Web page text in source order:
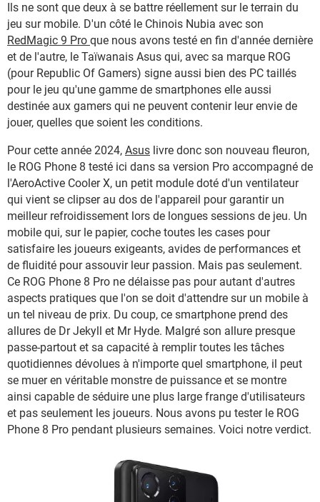
Ils ne sont que deux à se battre réellement sur le terrain du
jeu sur mobile. D'un côté le Chinois Nubia avec son
RedMagic 9 Pro que nous avons testé en fin d'année dernière
et de l'autre, le Taïwanais Asus qui, avec sa marque ROG
(pour Republic Of Gamers) signe aussi bien des PC taillés
pour le jeu qu'une gamme de smartphones elle aussi
destinée aux gamers qui ne peuvent contenir leur envie de
jouer, quelles que soient les conditions.
Pour cette année 2024, Asus livre donc son nouveau fleuron,
le ROG Phone 8 testé ici dans sa version Pro accompagné de
l'AeroActive Cooler X, un petit module doté d'un ventilateur
qui vient se clipser au dos de l'appareil pour garantir un
meilleur refroidissement lors de longues sessions de jeu. Un
mobile qui, sur le papier, coche toutes les cases pour
satisfaire les joueurs exigeants, avides de performances et
de fluidité pour assouvir leur passion. Mais pas seulement.
Ce ROG Phone 8 Pro ne délaisse pas pour autant d'autres
aspects pratiques que l'on se doit d'attendre sur un mobile à
un tel niveau de prix. Du coup, ce smartphone prend des
allures de Dr Jekyll et Mr Hyde. Malgré son allure presque
passe-partout et sa capacité à remplir toutes les tâches
quotidiennes dévolues à n'importe quel smartphone, il peut
se muer en véritable monstre de puissance et se montre
ainsi capable de séduire une plus large frange d'utilisateurs
et pas seulement les joueurs. Nous avons pu tester le ROG
Phone 8 Pro pendant plusieurs semaines. Voici notre verdict.